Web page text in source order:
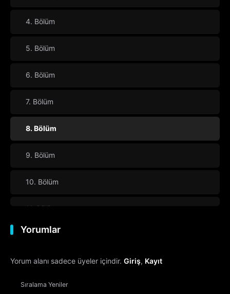
4. Bölüm
5. Bölüm
6. Bölüm
7. Bölüm
8. Bölüm
9. Bölüm
10. Bölüm
11. Bölüm
12. Bölüm
13. Bölüm
14. Bölüm
Yorumlar
Yorum alanı sadece üyeler içindir. Giriş, Kayıt
Sıralama Yeniler